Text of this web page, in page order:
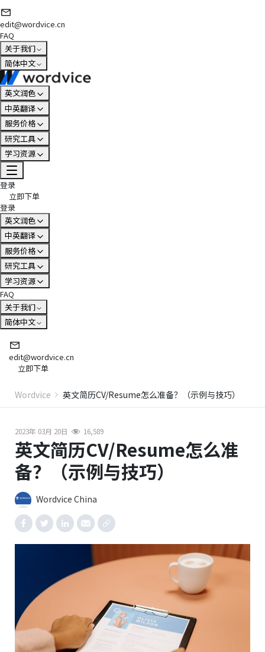
edit@wordvice.cn
FAQ
关于我们
简体中文
英文润色
中英翻译
服务价格
研究工具
学习资源
登录
立即下单
登录
英文润色
中英翻译
服务价格
研究工具
学习资源
FAQ
关于我们
简体中文
edit@wordvice.cn
立即下单
Wordvice 英文简历CV/Resume怎么准备？（示例与技巧）
2023年 03月 20日 16,589
英文简历CV/Resume怎么准
备？（示例与技巧）
Wordvice China